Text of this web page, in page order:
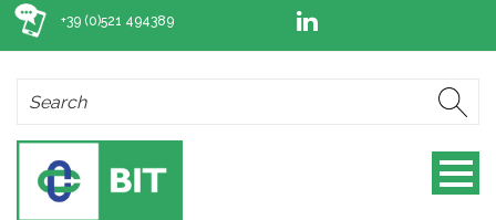
+39 (0)521 494389